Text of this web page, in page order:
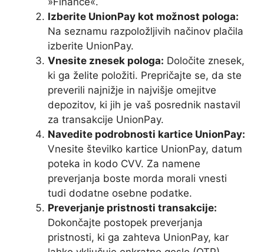
Izberite UnionPay kot možnost pologa:
Na seznamu razpoložljivih načinov plačila
izberite UnionPay.
Vnesite znesek pologa: Določite znesek,
ki ga želite položiti. Prepričajte se, da ste
preverili najnižje in najvišje omejitve
depozitov, ki jih je vaš posrednik nastavil
za transakcije UnionPay.
Navedite podrobnosti kartice UnionPay:
Vnesite številko kartice UnionPay, datum
poteka in kodo CVV. Za namene
preverjanja boste morda morali vnesti
tudi dodatne osebne podatke.
Preverjanje pristnosti transakcije:
Dokončajte postopek preverjanja
pristnosti, ki ga zahteva UnionPay, kar